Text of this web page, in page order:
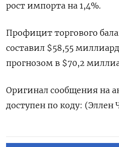
рост импорта на 1,4%.
Профицит торгового
составил $58,55
прогнозом в $70,2
Оригинал сообщения на
доступен по коду: